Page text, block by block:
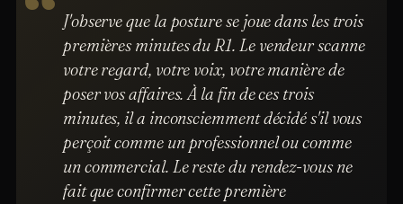
J'observe que la posture se joue dans les trois
premières minutes du R1. Le vendeur scanne
votre regard, votre voix, votre manière de
poser vos affaires. À la fin de ces trois
minutes, il a inconsciemment décidé s'il vous
perçoit comme un professionnel ou comme
un commercial. Le reste du rendez-vous ne
fait que confirmer cette première